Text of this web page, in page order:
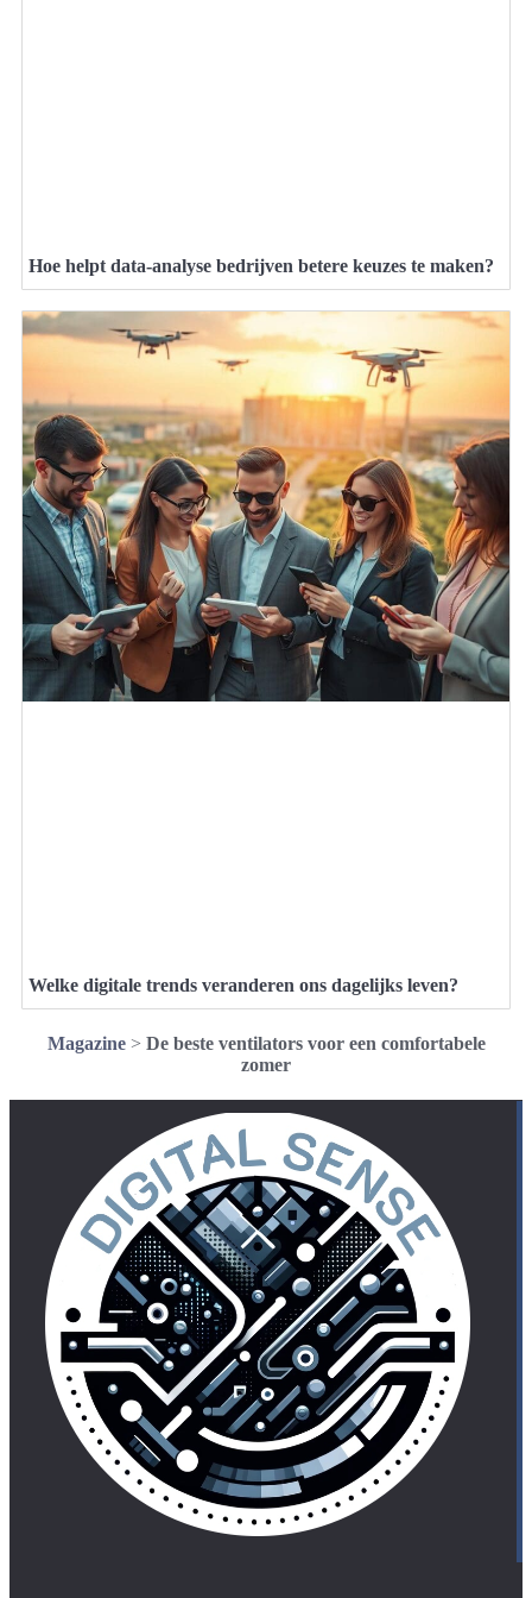
Hoe helpt data-analyse bedrijven betere keuzes te maken?
Welke digitale trends veranderen ons dagelijks leven?
Magazine> De beste ventilators voor een comfortabele
zomer